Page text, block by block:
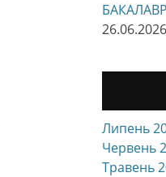
26.06.2026
Липень
Червень
Травень